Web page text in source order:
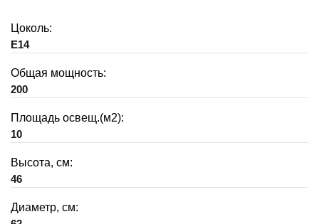
Цоколь:
E14
Общая мощность:
200
Площадь освещ.(м2):
10
Высота, см:
46
Диаметр, см: